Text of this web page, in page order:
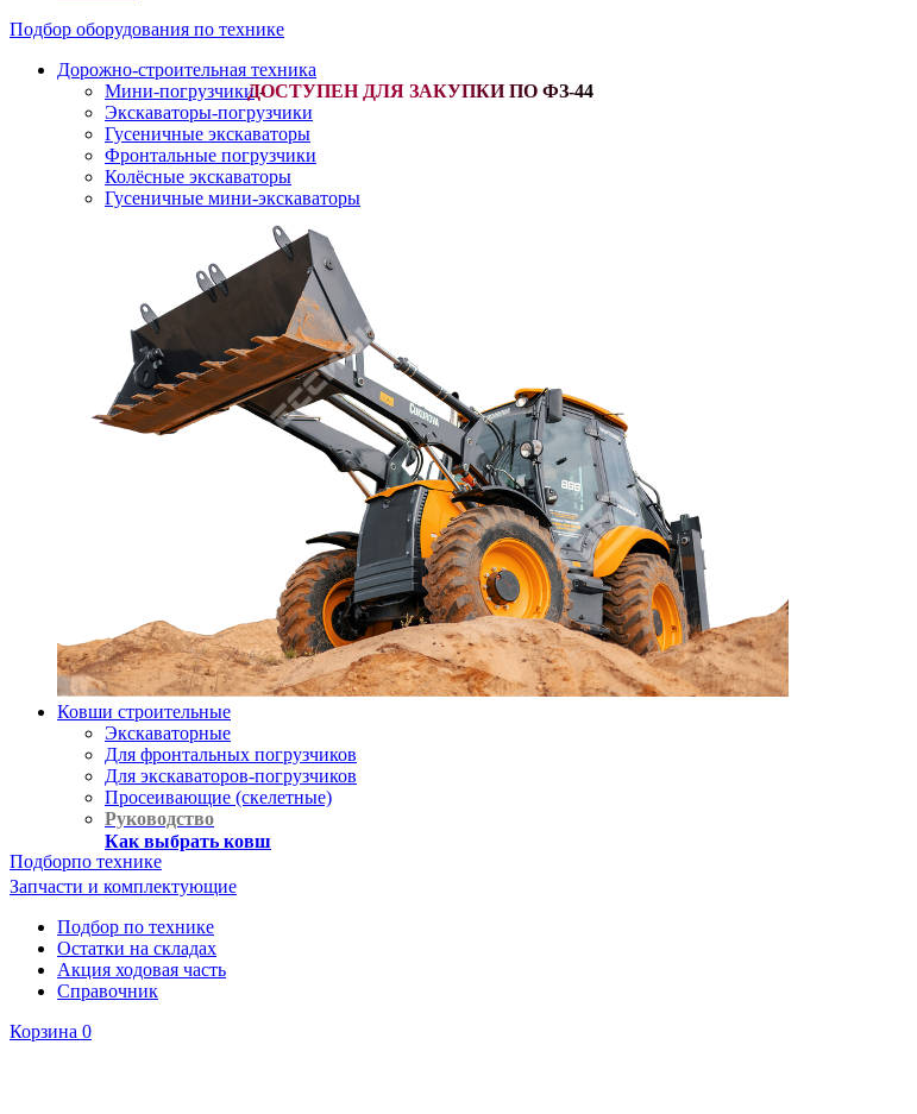
Подбор оборудования по технике
Дорожно-строительная техника
Мини-погрузчики-
Экскаваторы-погрузчики
Гусеничные экскаваторы
Фронтальные погрузчики
Колёсные экскаваторы
Гусеничные мини-экскаваторы
Ковши строительные
Экскаваторные
Для фронтальных погрузчиков
Для экскаваторов-погрузчиков
Просеивающие (скелетные)
Руководство
Как выбрать ковш
Подборпо технике
Запчасти и комплектующие
Подбор по технике
Остатки на складах
Акция ходовая часть
Справочник
Корзина 0